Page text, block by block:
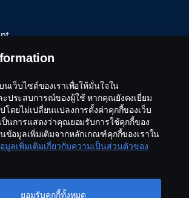
นเว็บไซต์ของเราเพื่อให้มั่นใจใน
ประสบการณ์ของผู้ใช้ หากคุณยังคงเยี่ยม
โดยไม่เปลี่ยนแปลงการตั้งค่าคุกกี้ของเว็บ
ป็นการแสดงว่าคุณยอมรับการใช้คุกกี้ของ
ข้อมูลเพิ่มเติมจากหลักเกณฑ์คุกกี้ของเราใน
มูลเพิ่มเติมเกี่ยวกับความเป็นส่วนตัวของ
ยอมรับคุกกี้ทั้งหมด